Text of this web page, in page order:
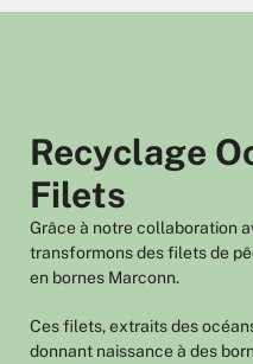
Recyclage
Filets
Grâce à notre collaboration
transformons des filets de
en bornes Marconn.
Ces filets, extraits des
donnant naissance à des